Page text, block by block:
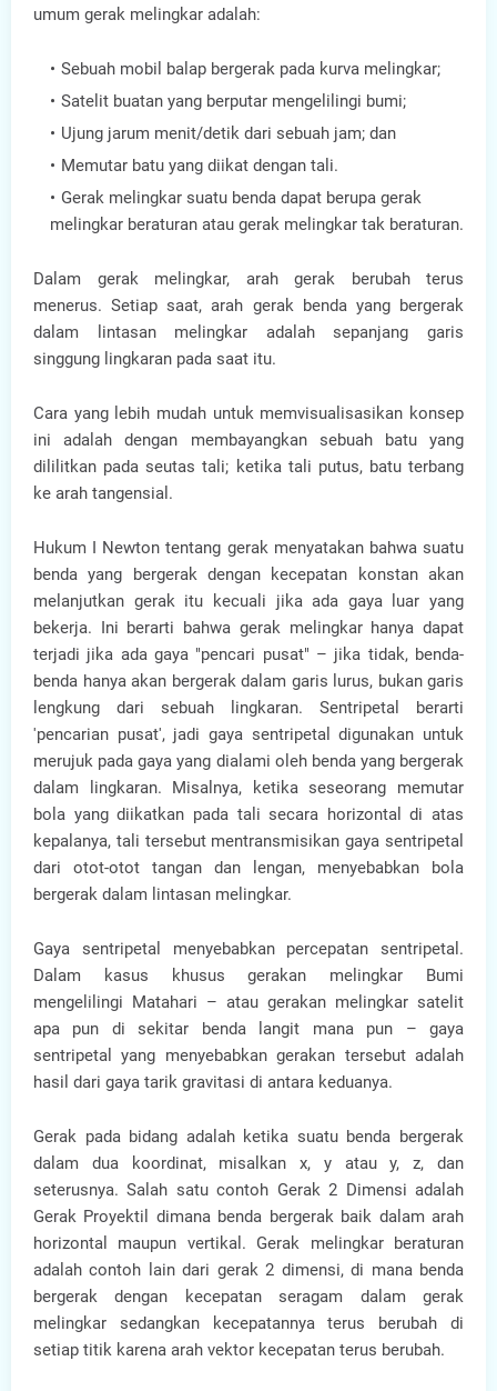
umum gerak melingkar adalah:
Sebuah mobil balap bergerak pada kurva melingkar;
Satelit buatan yang berputar mengelilingi bumi;
Ujung jarum menit/detik dari sebuah jam; dan
Memutar batu yang diikat dengan tali.
Gerak melingkar suatu benda dapat berupa gerak
melingkar beraturan atau gerak melingkar tak beraturan.
Dalam gerak melingkar, arah gerak berubah terus
menerus. Setiap saat, arah gerak benda yang bergerak
dalam lintasan melingkar adalah sepanjang garis
singgung lingkaran pada saat itu.
Cara yang lebih mudah untuk memvisualisasikan konsep
ini adalah dengan membayangkan sebuah batu yang
dililitkan pada seutas tali; ketika tali putus, batu terbang
ke arah tangensial.
Hukum I Newton tentang gerak menyatakan bahwa suatu
benda yang bergerak dengan kecepatan konstan akan
melanjutkan gerak itu kecuali jika ada gaya luar yang
bekerja. Ini berarti bahwa gerak melingkar hanya dapat
terjadi jika ada gaya "pencari pusat" – jika tidak, benda-
benda hanya akan bergerak dalam garis lurus, bukan garis
lengkung dari sebuah lingkaran. Sentripetal berarti
'pencarian pusat', jadi gaya sentripetal digunakan untuk
merujuk pada gaya yang dialami oleh benda yang bergerak
dalam lingkaran. Misalnya, ketika seseorang memutar
bola yang diikatkan pada tali secara horizontal di atas
kepalanya, tali tersebut mentransmisikan gaya sentripetal
dari otot-otot tangan dan lengan, menyebabkan bola
bergerak dalam lintasan melingkar.
Gaya sentripetal menyebabkan percepatan sentripetal.
Dalam kasus khusus gerakan melingkar Bumi
mengelilingi Matahari – atau gerakan melingkar satelit
apa pun di sekitar benda langit mana pun – gaya
sentripetal yang menyebabkan gerakan tersebut adalah
hasil dari gaya tarik gravitasi di antara keduanya.
Gerak pada bidang adalah ketika suatu benda bergerak
dalam dua koordinat, misalkan x, y atau y, z, dan
seterusnya. Salah satu contoh Gerak 2 Dimensi adalah
Gerak Proyektil dimana benda bergerak baik dalam arah
horizontal maupun vertikal. Gerak melingkar beraturan
adalah contoh lain dari gerak 2 dimensi, di mana benda
bergerak dengan kecepatan seragam dalam gerak
melingkar sedangkan kecepatannya terus berubah di
setiap titik karena arah vektor kecepatan terus berubah.